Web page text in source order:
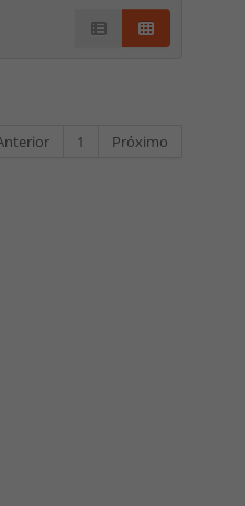
1 Próximo